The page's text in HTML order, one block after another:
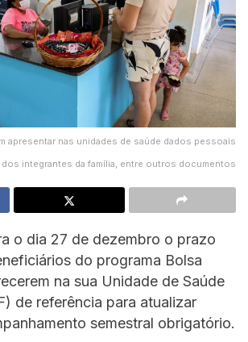
apresentar nas unidades de saúde dados pessoais
dos integrantes da família, entre outros documentos
o dia 27 de dezembro o prazo
do programa Bolsa
na sua Unidade de Saúde
de referência para atualizar
semestral obrigatório.